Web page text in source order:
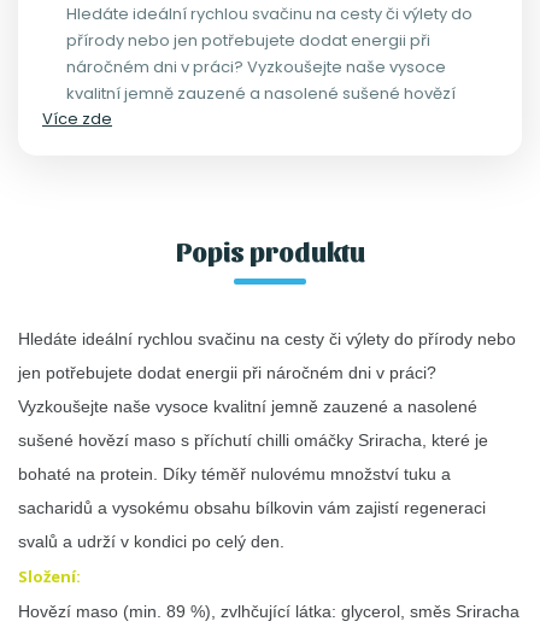
Hledáte ideální rychlou svačinu na cesty či výlety do
přírody nebo jen potřebujete dodat energii při
náročném dni v práci? Vyzkoušejte naše vysoce
kvalitní jemně zauzené a nasolené sušené hovězí
maso s příchutí chilli omáčky Sriracha, které je
Více zde
Popis produktu
Hledáte ideální rychlou svačinu na cesty či výlety do přírody nebo
jen potřebujete dodat energii při náročném dni v práci?
Vyzkoušejte naše vysoce kvalitní jemně zauzené a nasolené
sušené hovězí maso s příchutí chilli omáčky Sriracha, které je
bohaté na protein. Díky téměř nulovému množství tuku a
sacharidů a vysokému obsahu bílkovin vám zajistí regeneraci
svalů a udrží v kondici po celý den.
Složení:
Hovězí maso (min. 89 %), zvlhčující látka: glycerol, směs Sriracha